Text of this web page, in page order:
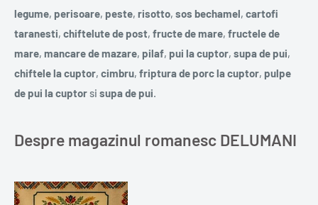
legume, perisoare, peste, risotto, sos bechamel, cartofi
taranesti, chiftelute de post, fructe de mare, fructele de
mare, mancare de mazare, pilaf, pui la cuptor, supa de pui,
chiftele la cuptor, cimbru, friptura de porc la cuptor, pulpe
de pui la cuptor si supa de pui.
Despre magazinul romanesc DELUMANI